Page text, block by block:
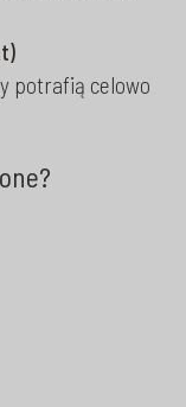
potrafią celowo